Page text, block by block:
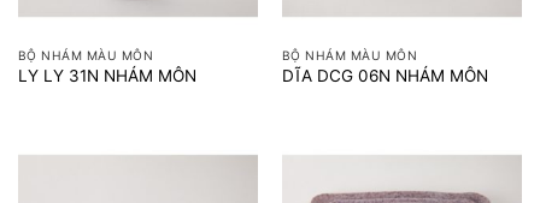
BỘ NHÁM MÀU MÔN
LY LY 31N NHÁM MÔN
BỘ NHÁM MÀU MÔN
DĨA DCG 06N NHÁM MÔN